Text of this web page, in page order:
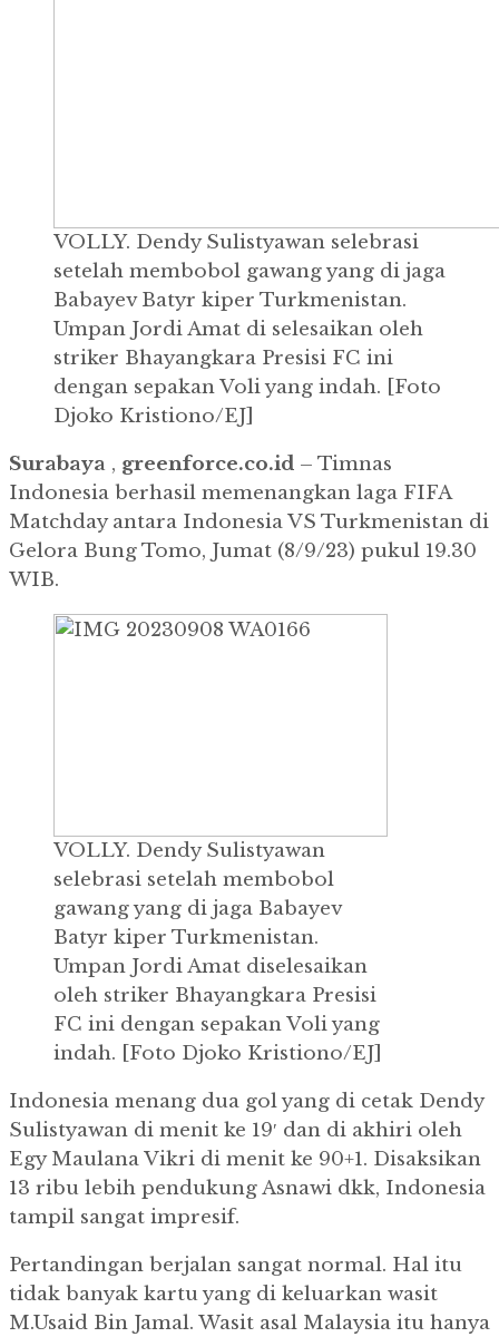
VOLLY. Dendy Sulistyawan selebrasi
setelah membobol gawang yang di jaga
Babayev Batyr kiper Turkmenistan.
Umpan Jordi Amat di selesaikan oleh
striker Bhayangkara Presisi FC ini
dengan sepakan Voli yang indah. [Foto
Djoko Kristiono/EJ]
Surabaya , greenforce.co.id – Timnas
Indonesia berhasil memenangkan laga FIFA
Matchday antara Indonesia VS Turkmenistan di
Gelora Bung Tomo, Jumat (8/9/23) pukul 19.30
WIB.
VOLLY. Dendy Sulistyawan
selebrasi setelah membobol
gawang yang di jaga Babayev
Batyr kiper Turkmenistan.
Umpan Jordi Amat diselesaikan
oleh striker Bhayangkara Presisi
FC ini dengan sepakan Voli yang
indah.
[Foto Djoko Kristiono/EJ]
Indonesia menang dua gol yang di cetak Dendy
Sulistyawan di menit ke 19′ dan di akhiri oleh
Egy Maulana Vikri di menit ke 90+1. Disaksikan
13 ribu lebih pendukung Asnawi dkk, Indonesia
tampil sangat impresif.
Pertandingan berjalan sangat normal. Hal itu
tidak banyak kartu yang di keluarkan wasit
M.Usaid Bin Jamal. Wasit asal Malaysia itu hanya